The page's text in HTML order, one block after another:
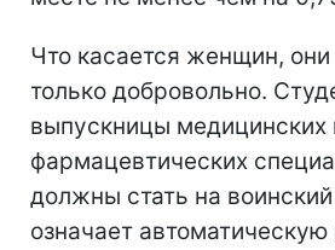
Что касается женщин,
только добровольно.
выпускницы медицинских
фармацевтических
должны стать на воинский
означает